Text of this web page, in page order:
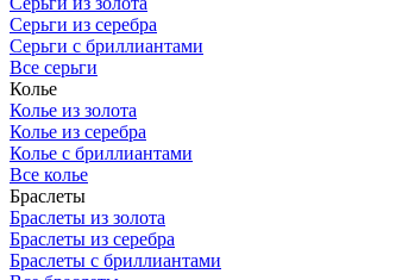
Серьги из серебра
Серьги с бриллиантами
Все серьги
Колье
Колье из золота
Колье из серебра
Колье с бриллиантами
Все колье
Браслеты
Браслеты из золота
Браслеты из серебра
Браслеты с бриллиантами